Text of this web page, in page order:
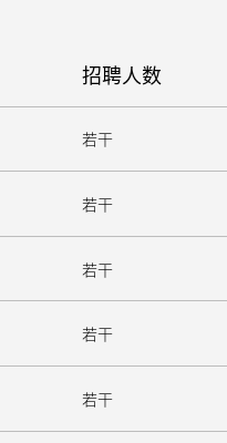
招聘人数
若干
若干
若干
若干
若干